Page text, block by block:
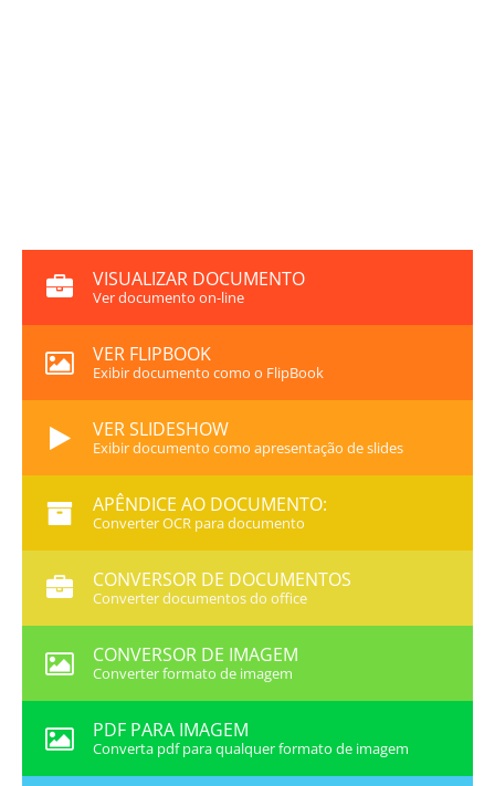
VISUALIZAR DOCUMENTO
Ver documento on-line
VER FLIPBOOK
Exibir documento como o FlipBook
VER SLIDESHOW
Exibir documento como apresentação de slides
APÊNDICE AO DOCUMENTO:
Converter OCR para documento
CONVERSOR DE DOCUMENTOS
Converter documentos do office
CONVERSOR DE IMAGEM
Converter formato de imagem
PDF PARA IMAGEM
Converta pdf para qualquer formato de imagem